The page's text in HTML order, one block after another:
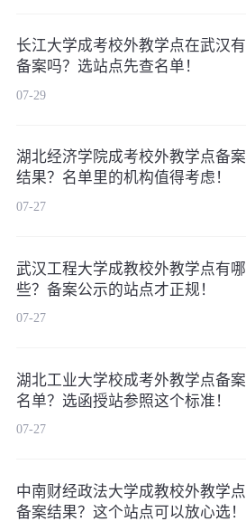
长江大学成考校外教学点在武汉有
备案吗？选站点先查名单！
07-29
湖北经济学院成考校外教学点备案
结果？名单里的机构值得考虑！
07-27
武汉工程大学成教校外教学点有哪
些？备案公示的站点才正规！
07-27
湖北工业大学校成考外教学点备案
名单？选函授站参照这个标准！
07-27
中南财经政法大学成教校外教学点
备案结果？这个站点可以放心选！